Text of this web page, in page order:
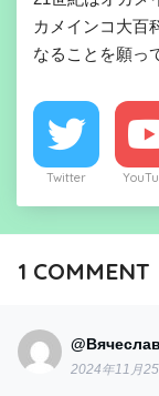
カメインコ大百
なることを願っ
Twitter
1 COMMENT
2024年11月